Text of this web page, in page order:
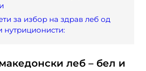
за избор на здрав леб од
нутриционисти:
леб – бел и